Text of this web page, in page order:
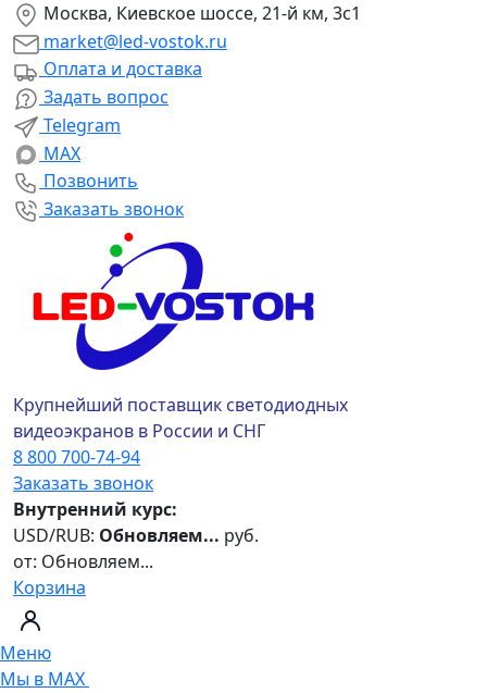
Москва, Киевское шоссе, 21-й км, 3с1
market@led-vostok.ru
Оплата и доставка
Задать вопрос
Telegram
MAX
Позвонить
Заказать звонок
Крупнейший поставщик светодиодных
видеоэкранов в России и СНГ
8 800 700-74-94
Заказать звонок
Внутренний курс:
USD/RUB: Обновляем... руб.
от: Обновляем...
Корзина
Меню
Мы в MAX